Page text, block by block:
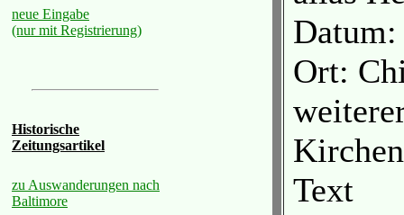
neue Eingabe
(nur mit Registrierung)
Historische
Zeitungsartikel
zu Auswanderungen nach
Baltimore
Ort:
Text